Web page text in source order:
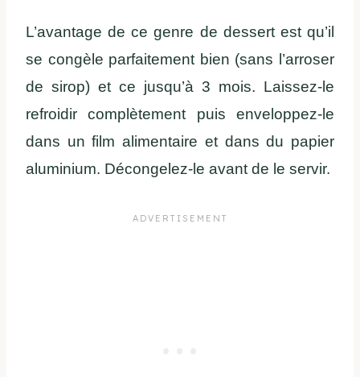
L’avantage de ce genre de dessert est qu’il
se congèle parfaitement bien (sans l’arroser
de sirop) et ce jusqu’à 3 mois. Laissez-le
refroidir complètement puis enveloppez-le
dans un film alimentaire et dans du papier
aluminium. Décongelez-le avant de le servir.